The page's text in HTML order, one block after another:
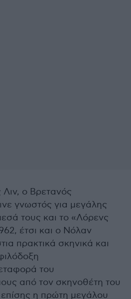
ο Βρετανός
γνωστός για μεγάλης
τους και το «Λόρενς
έτσι και ο Νόλαν
πρακτικά σκηνικά και
του
από τον σκηνοθέτη του
η πρώτη μεγάλου